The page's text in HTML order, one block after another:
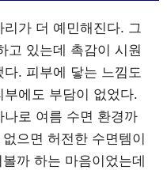
가 더 예민해진다. 그
고 있는데 촉감이 시원
. 피부에 닿는 느낌도
에도 부담이 없었다.
로 여름 수면 환경까
으면 허전한 수면템이
까 하는 마음이었는데